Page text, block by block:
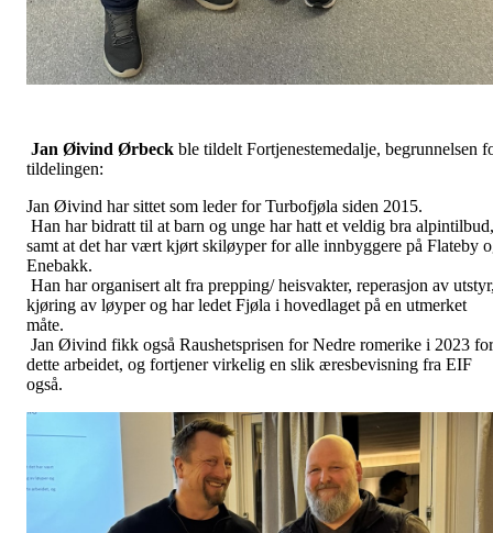
Jan Øivind Ørbeck ble tildelt Fortjenestemedalje, begrunnelsen
tildelingen:
Jan Øivind har sittet som leder for Turbofjøla siden 2015.
Han har bidratt til at barn og unge har hatt et veldig bra alpintilbud,
samt at det har vært kjørt skiløyper for alle innbyggere på Flateby
Enebakk.
Han har organisert alt fra prepping/ heisvakter, reperasjon av
kjøring av løyper og har ledet Fjøla i hovedlaget på en utmerket
måte.
Jan Øivind fikk også Raushetsprisen for Nedre romerike i 2023 for
dette arbeidet, og fortjener virkelig en slik æresbevisning fra EIF
også.